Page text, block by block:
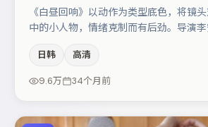
《白昼回响》以动作为类型底色，将镜
中的小人物，情绪克制而有后劲。导演李
尤在片中承担叙事驱动，朱一龙、亚当·
差与喜剧/悬疑调剂（视场次而定）。若
晰主线，这部作品值得关注。
日韩 高清
9.6万 34个月前